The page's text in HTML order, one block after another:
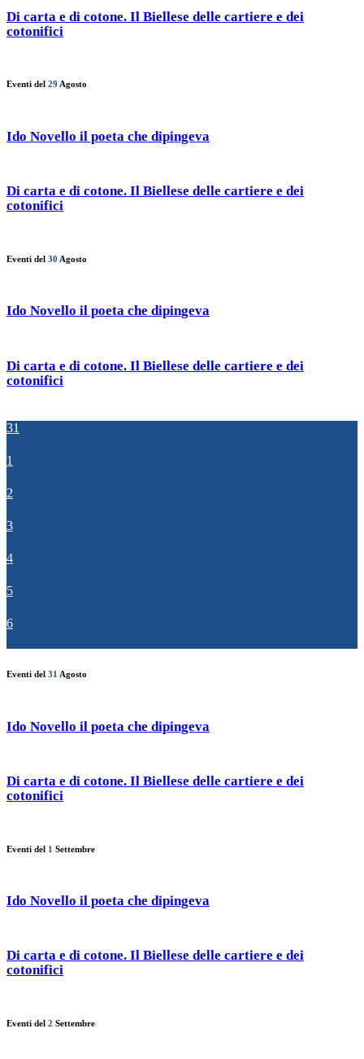
Di carta e di cotone. Il Biellese delle cartiere e dei
cotonifici
Eventi del 29 Agosto
Ido Novello il poeta che dipingeva
Di carta e di cotone. Il Biellese delle cartiere e dei
cotonifici
Eventi del 30 Agosto
Ido Novello il poeta che dipingeva
Di carta e di cotone. Il Biellese delle cartiere e dei
cotonifici
31
1
2
3
4
5
6
Eventi del 31 Agosto
Ido Novello il poeta che dipingeva
Di carta e di cotone. Il Biellese delle cartiere e dei
cotonifici
Eventi del 1 Settembre
Ido Novello il poeta che dipingeva
Di carta e di cotone. Il Biellese delle cartiere e dei
cotonifici
Eventi del 2 Settembre